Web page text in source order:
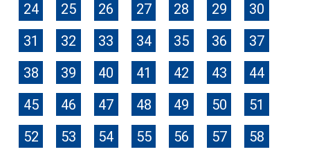
24
25 26 27 28 29
30
31
32 33 34 35 36
37
38
39 40 41 42 43
44
45
46 47 48 49 50
51
52
53 54 55 56 57
58